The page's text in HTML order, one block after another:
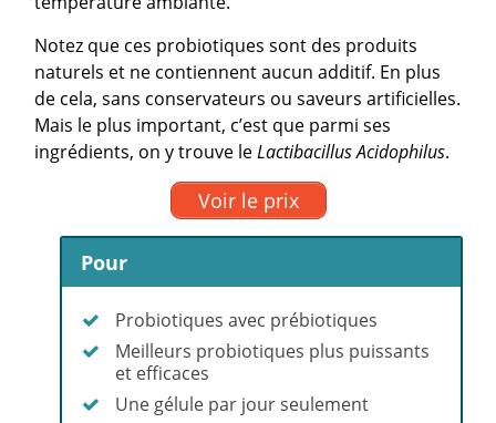
Notez que ces probiotiques sont des produits
naturels et ne contiennent aucun additif. En plus
de cela, sans conservateurs ou saveurs artificielles.
Mais le plus important, c’est que parmi ses
ingrédients, on y trouve leLactibacillus Acidophilus.
Voir le prix
Pour
Probiotiques avec prébiotiques
Meilleurs probiotiques plus puissants
et efficaces
Une gélule par jour seulement